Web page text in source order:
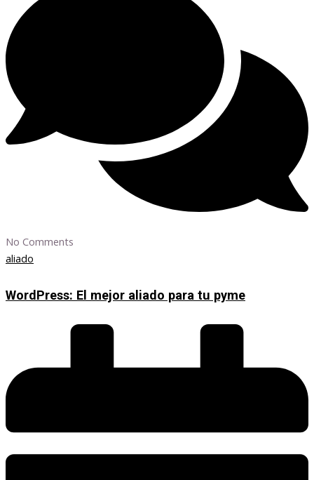
No Comments
aliado
WordPress: El mejor aliado para tu pyme